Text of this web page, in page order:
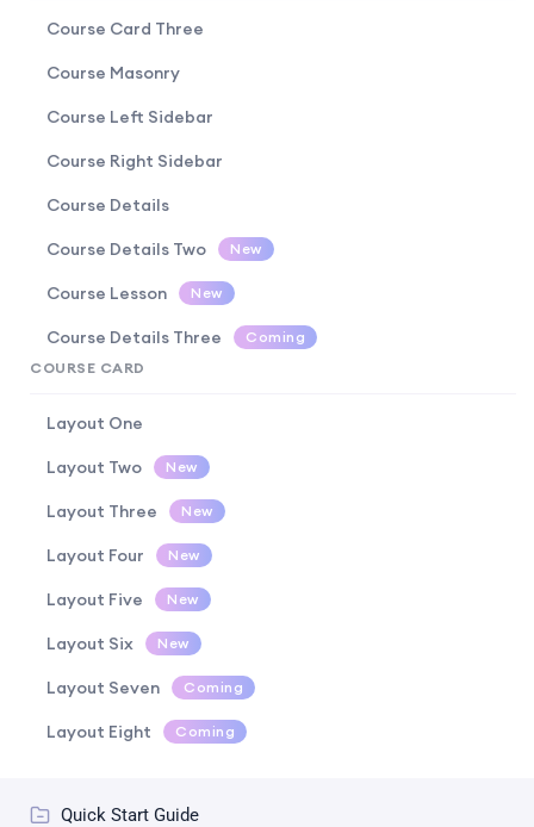
Course Card Three
Course Masonry
Course Left Sidebar
Course Right Sidebar
Course Details
Course Details Two New
Course Lesson New
Course Details Three
Coming
COURSE CARD
Layout One
Layout Two New
Layout Three New
Layout Four New
Layout Five New
Layout Six New
Layout Seven Coming
Layout Eight Coming
Quick Start Guide